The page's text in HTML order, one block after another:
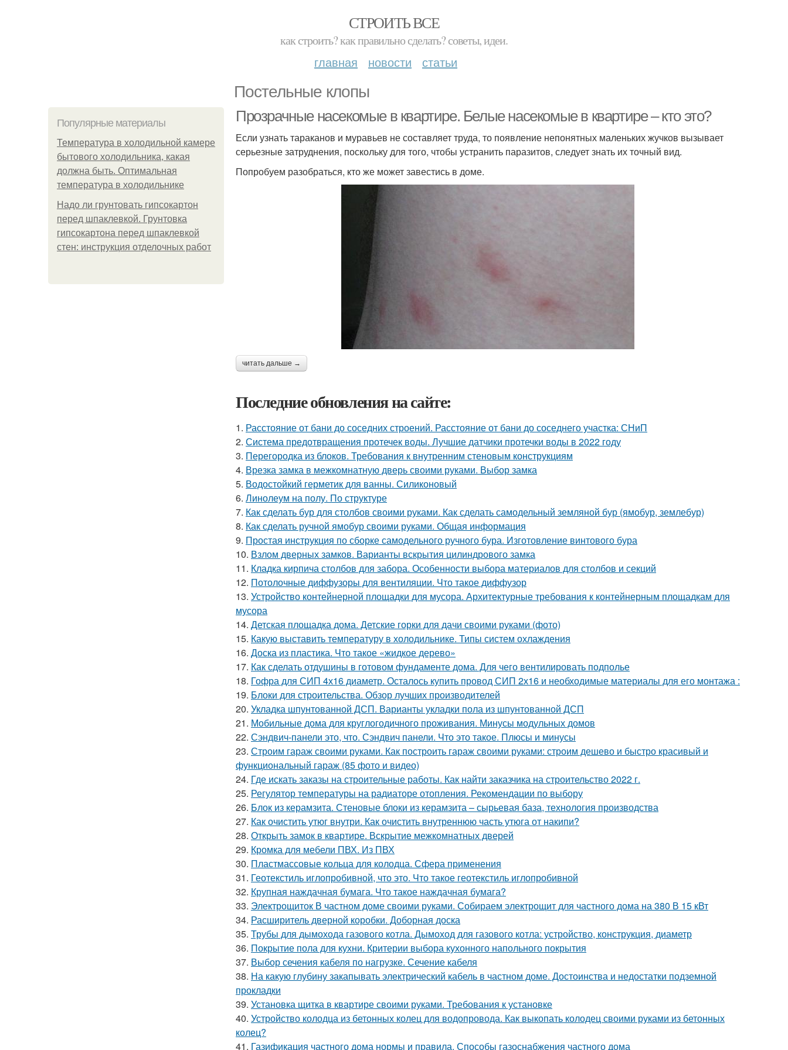
СТРОИТЬ ВСЕ
как строить? как правильно сделать? советы, идеи.
главная новости статьи
Постельные клопы
Популярные материалы
Температура в холодильной камере
бытового холодильника, какая
должна быть. Оптимальная
температура в холодильнике
Надо ли грунтовать гипсокартон
перед шпаклевкой. Грунтовка
гипсокартона перед шпаклевкой
стен: инструкция отделочных работ
Прозрачные насекомые в квартире. Белые насекомые в квартире – кто это?
Если узнать тараканов и муравьев не составляет труда, то появление непонятных маленьких жучков вызывает
серьезные затруднения, поскольку для того, чтобы устранить паразитов, следует знать их точный вид.
Попробуем разобраться, кто же может завестись в доме.
читать дальше →
Последние обновления на сайте:
1. Расстояние от бани до соседних строений. Расстояние от бани до соседнего участка: СНиП
2. Система предотвращения протечек воды. Лучшие датчики протечки воды в 2022 году
3. Перегородка из блоков. Требования к внутренним стеновым конструкциям
4. Врезка замка в межкомнатную дверь своими руками. Выбор замка
5. Водостойкий герметик для ванны. Силиконовый
6. Линолеум на полу. По структуре
7. Как сделать бур для столбов своими руками. Как сделать самодельный земляной бур (ямобур, землебур)
8. Как сделать ручной ямобур своими руками. Общая информация
9. Простая инструкция по сборке самодельного ручного бура. Изготовление винтового бура
10. Взлом дверных замков. Варианты вскрытия цилиндрового замка
11. Кладка кирпича столбов для забора. Особенности выбора материалов для столбов и секций
12. Потолочные диффузоры для вентиляции. Что такое диффузор
13. Устройство контейнерной площадки для мусора. Архитектурные требования к контейнерным площадкам для
мусора
14. Детская площадка дома. Детские горки для дачи своими руками (фото)
15. Какую выставить температуру в холодильнике. Типы систем охлаждения
16. Доска из пластика. Что такое «жидкое дерево»
17. Как сделать отдушины в готовом фундаменте дома. Для чего вентилировать подполье
18. Гофра для СИП 4х16 диаметр. Осталось купить провод СИП 2х16 и необходимые материалы для его монтажа :
19. Блоки для строительства. Обзор лучших производителей
20. Укладка шпунтованной ДСП. Варианты укладки пола из шпунтованной ДСП
21. Мобильные дома для круглогодичного проживания. Минусы модульных домов
22. Сэндвич-панели это, что. Сэндвич панели. Что это такое. Плюсы и минусы
23. Строим гараж своими руками. Как построить гараж своими руками: строим дешево и быстро красивый и
функциональный гараж (85 фото и видео)
24. Где искать заказы на строительные работы. Как найти заказчика на строительство 2022 г.
25. Регулятор температуры на радиаторе отопления. Рекомендации по выбору
26. Блок из керамзита. Стеновые блоки из керамзита – сырьевая база, технология производства
27. Как очистить утюг внутри. Как очистить внутреннюю часть утюга от накипи?
28. Открыть замок в квартире. Вскрытие межкомнатных дверей
29. Кромка для мебели ПВХ. Из ПВХ
30. Пластмассовые кольца для колодца. Сфера применения
31. Геотекстиль иглопробивной, что это. Что такое геотекстиль иглопробивной
32. Крупная наждачная бумага. Что такое наждачная бумага?
33. Электрощиток В частном доме своими руками. Собираем электрощит для частного дома на 380 В 15 кВт
34. Расширитель дверной коробки. Доборная доска
35. Трубы для дымохода газового котла. Дымоход для газового котла: устройство, конструкция, диаметр
36. Покрытие пола для кухни. Критерии выбора кухонного напольного покрытия
37. Выбор сечения кабеля по нагрузке. Сечение кабеля
38. На какую глубину закапывать электрический кабель в частном доме. Достоинства и недостатки подземной
прокладки
39. Установка щитка в квартире своими руками. Требования к установке
40. Устройство колодца из бетонных колец для водопровода. Как выкопать колодец своими руками из бетонных
колец?
41. Газификация частного дома нормы и правила. Способы газоснабжения частного дома